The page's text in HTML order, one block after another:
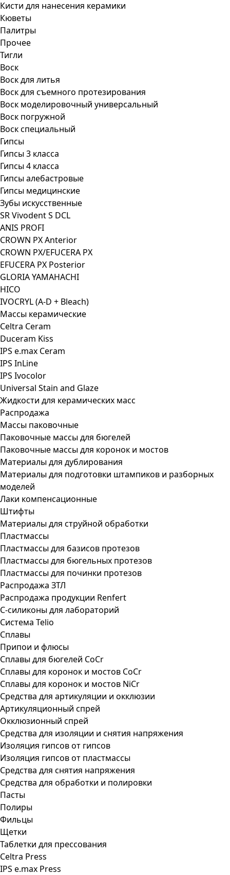
Кисти для нанесения керамики
Кюветы
Палитры
Прочее
Тигли
Воск
Воск для литья
Воск для съемного протезирования
Воск моделировочный универсальный
Воск погружной
Воск специальный
Гипсы
Гипсы 3 класса
Гипсы 4 класса
Гипсы алебастровые
Гипсы медицинские
Зубы искусственные
SR Vivodent S DCL
ANIS PROFI
CROWN PX Anterior
CROWN PX/EFUCERA PX
EFUCERA PX Posterior
GLORIA YAMAHACHI
HICO
IVOCRYL (A-D + Bleach)
Массы керамические
Celtra Ceram
Duceram Kiss
IPS e.max Ceram
IPS InLine
IPS Ivocolor
Universal Stain and Glaze
Жидкости для керамических масс
Распродажа
Массы паковочные
Паковочные массы для бюгелей
Паковочные массы для коронок и мостов
Материалы для дублирования
Материалы для подготовки штампиков и разборных
моделей
Лаки компенсационные
Штифты
Материалы для струйной обработки
Пластмассы
Пластмассы для базисов протезов
Пластмассы для бюгельных протезов
Пластмассы для починки протезов
Распродажа ЗТЛ
Распродажа продукции Renfert
С-силиконы для лабораторий
Система Telio
Сплавы
Припои и флюсы
Сплавы для бюгелей CoCr
Сплавы для коронок и мостов CoCr
Сплавы для коронок и мостов NiCr
Средства для артикуляции и окклюзии
Артикуляционный спрей
Окклюзионный спрей
Средства для изоляции и снятия напряжения
Изоляция гипсов от гипсов
Изоляция гипсов от пластмассы
Средства для снятия напряжения
Средства для обработки и полировки
Пасты
Полиры
Фильцы
Щетки
Таблетки для прессования
Celtra Press
IPS e.max Press